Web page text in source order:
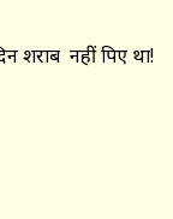
शराब नहीं पिए था!